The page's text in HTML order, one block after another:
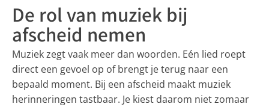
De rol van muziek bij
afscheid nemen
Muziek zegt vaak meer dan woorden. Eén lied roept
direct een gevoel op of brengt je terug naar een
bepaald moment. Bij een afscheid maakt muziek
herinneringen tastbaar. Je kiest daarom niet zomaar